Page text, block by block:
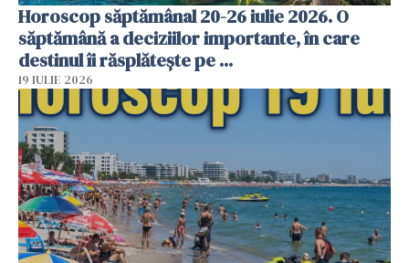
Horoscop săptămânal 20-26 iulie 2026. O
săptămână a deciziilor importante, în care
destinul îi răsplătește pe ...
19 IULIE 2026